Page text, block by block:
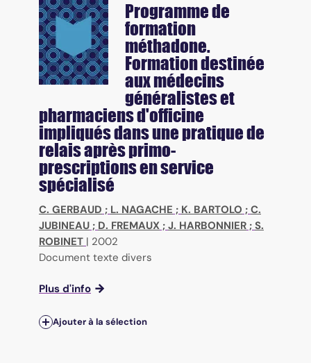
Programme de
formation
méthadone.
Formation destinée
aux médecins
généralistes et
pharmaciens d'officine
impliqués dans une pratique de
relais après primo-
prescriptions en service
spécialisé
C. GERBAUD ; L. NAGACHE ; K. BARTOLO ; C.
JUBINEAU ; D. FREMAUX ; J. HARBONNIER ; S.
ROBINET | 2002
Document texte divers
Plus d'info
Ajouter à la sélection